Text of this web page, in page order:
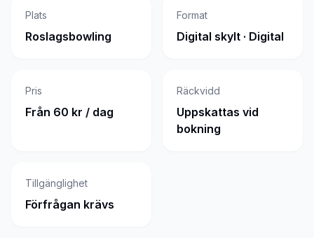
Plats
Roslagsbowling
Format
Digital skylt · Digital
Pris
Från 60 kr / dag
Räckvidd
Uppskattas vid
bokning
Tillgänglighet
Förfrågan krävs